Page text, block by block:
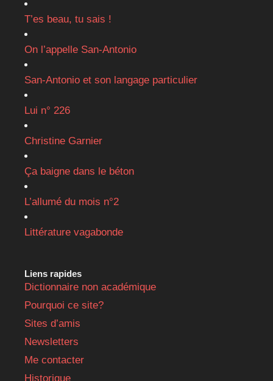
T’es beau, tu sais !
On l’appelle San-Antonio
San-Antonio et son langage particulier
Lui n° 226
Christine Garnier
Ça baigne dans le béton
L’allumé du mois n°2
Littérature vagabonde
Liens rapides
Dictionnaire non académique
Pourquoi ce site?
Sites d’amis
Newsletters
Me contacter
Historique